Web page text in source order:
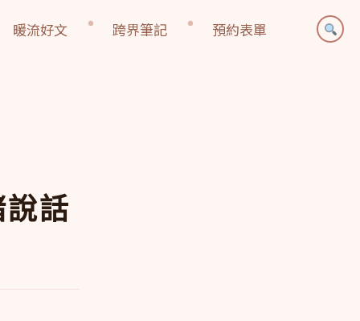
暖流好文 跨界筆記 預約表單
話